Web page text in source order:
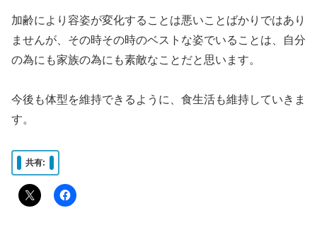
加齢により容姿が変化することは悪いことばかりではあり
ませんが、その時その時のベストな姿でいることは、自分
の為にも家族の為にも素敵なことだと思います。
今後も体型を維持できるように、食生活も維持していきま
す。
共有: